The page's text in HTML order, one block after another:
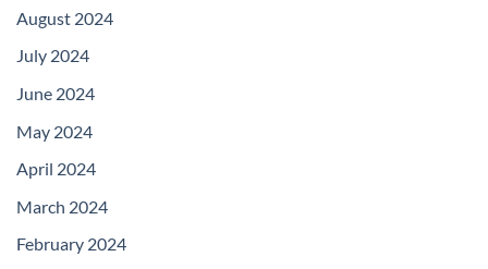
August 2024
July 2024
June 2024
May 2024
April 2024
March 2024
February 2024